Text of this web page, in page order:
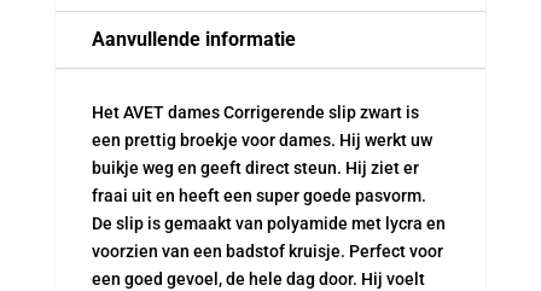
Aanvullende informatie
Het AVET dames Corrigerende slip zwart is
een prettig broekje voor dames. Hij werkt uw
buikje weg en geeft direct steun. Hij ziet er
fraai uit en heeft een super goede pasvorm.
De slip is gemaakt van polyamide met lycra en
voorzien van een badstof kruisje. Perfect voor
een goed gevoel, de hele dag door. Hij voelt